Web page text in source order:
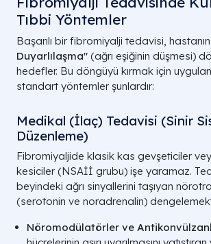
Tıbbi Yöntemler
Başarılı bir fibromiyalji tedavisi, hastanın
Duyarlılaşma" (ağrı eşiğinin düşmesi)
hedefler. Bu döngüyü kırmak için
standart yöntemler şunlardır:
Medikal (İlaç) Tedavisi (Sinir
Düzenleme)
Fibromiyaljide klasik kas gevşeticiler
kesiciler (NSAİİ grubu) işe yaramaz.
beyindeki ağrı sinyallerini taşıyan
(serotonin ve noradrenalin)
Nöromodülatörler ve